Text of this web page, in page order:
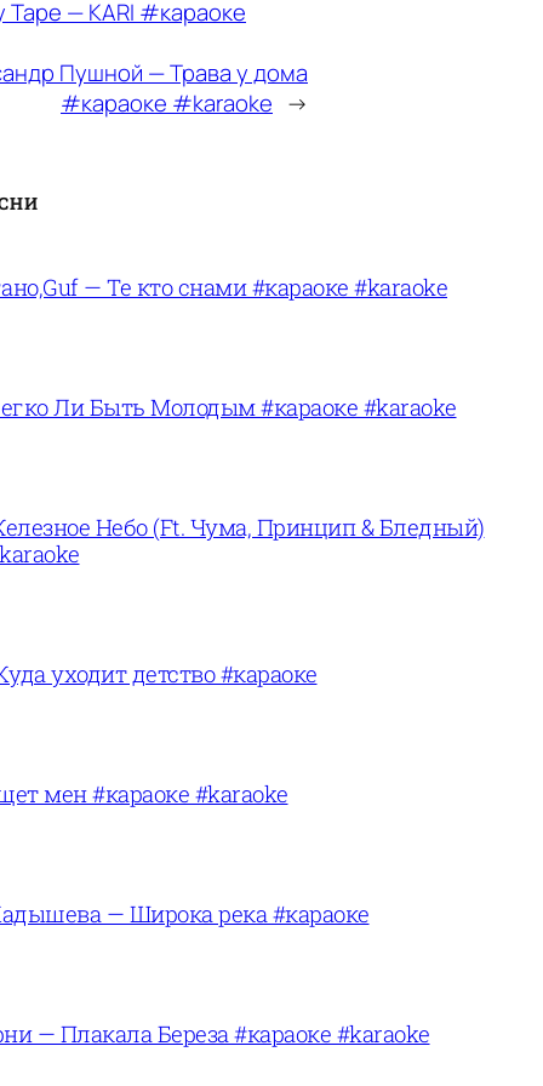
Tape — KARI #караоке
Пушной — Трава у дома
#караоке #karaoke →
— Те кто снами #караоке #karaoke
Ли Быть Молодым #караоке #karaoke
Небо (Ft. Чума, Принцип & Бледный)
уходит детство #караоке
мен #караоке #karaoke
— Широка река #караоке
— Плакала Береза #караоке #karaoke